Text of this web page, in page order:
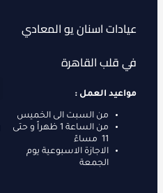
عيادات اسنان يو المعادي
في قلب القاهرة
مواعيد العمل :
من السبت الى الخميس
من الساعة 1 ظهراً و حتى
11 مساءً
الاجازة الاسبوعية يوم
الجمعة